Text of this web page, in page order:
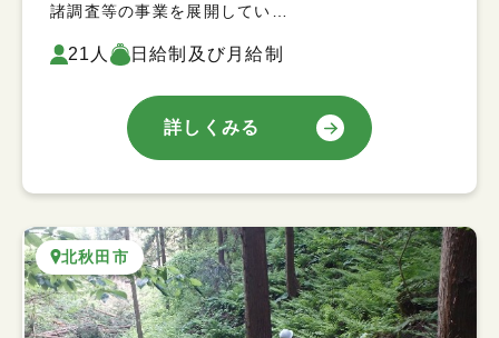
諸調査等の事業を展開してい…
21人 日給制及び月給制
詳しくみる
北秋田市